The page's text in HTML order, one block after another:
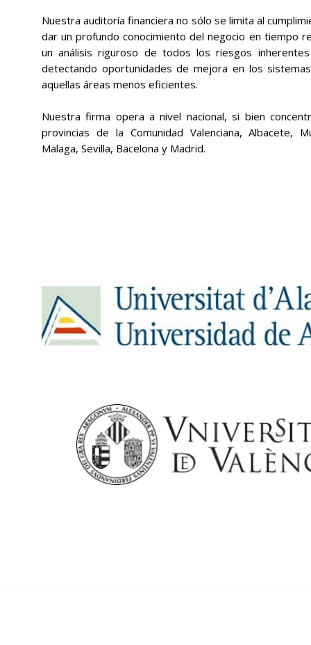
Nuestra auditoría financiera no sólo se limita al
dar un profundo conocimiento del negocio en tiempo
un análisis riguroso de todos los riesgos
detectando oportunidades de mejora en los
aquellas áreas menos eficientes.
Nuestra firma opera a nivel nacional, si bien
provincias de la Comunidad Valenciana, Albacete,
Malaga, Sevilla, Bacelona y Madrid.